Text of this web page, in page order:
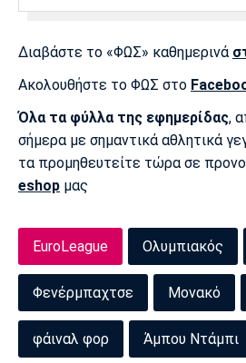
Διαβάστε το «ΦΩΣ» καθημερινά
Ακολουθήστε το ΦΩΣ στο
Όλα τα φύλλα της εφημερίδας,
σήμερα με σημαντικά αθλητικά
τα προμηθευτείτε τώρα σε
eshop μας
EuroLeague Ολυμπιακός
Φενέρμπαχτσε Μονακό
φάιναλ φορ Άμπου Ντάμπι